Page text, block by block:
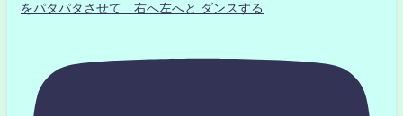
をパタパタさせて 右へ左へと ダンスする